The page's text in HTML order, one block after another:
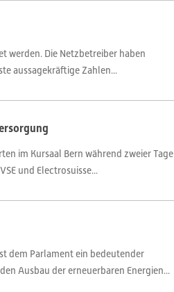
werden. Die Netzbetreiber haben
aussagekräftige Zahlen...
im Kursaal Bern während zweier Tage
und Electrosuisse...
dem Parlament ein bedeutender
Ausbau der erneuerbaren Energien...